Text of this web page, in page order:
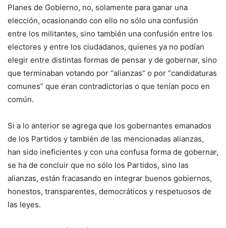
Planes de Gobierno, no, solamente para ganar una
elección, ocasionando con ello no sólo una confusión
entre los militantes, sino también una confusión entre los
electores y entre los ciudadanos, quienes ya no podían
elegir entre distintas formas de pensar y de gobernar, sino
que terminaban votando por “alianzas” o por “candidaturas
comunes” que eran contradictorias o que tenían poco en
común.
Si a lo anterior se agrega que los gobernantes emanados
de los Partidos y también de las mencionadas alianzas,
han sido ineficientes y con una confusa forma de gobernar,
se ha de concluir que no sólo los Partidos, sino las
alianzas, están fracasando en integrar buenos gobiernos,
honestos, transparentes, democráticos y respetuosos de
las leyes.